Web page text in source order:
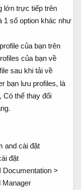
lớn trực tiếp trên
1 số option khác như
của bạn trên
của bạn về
sau khi tải về
bạn lưu profiles, là
Có thể thay đổi
and cài đặt
đặt
Documentation >
Manager